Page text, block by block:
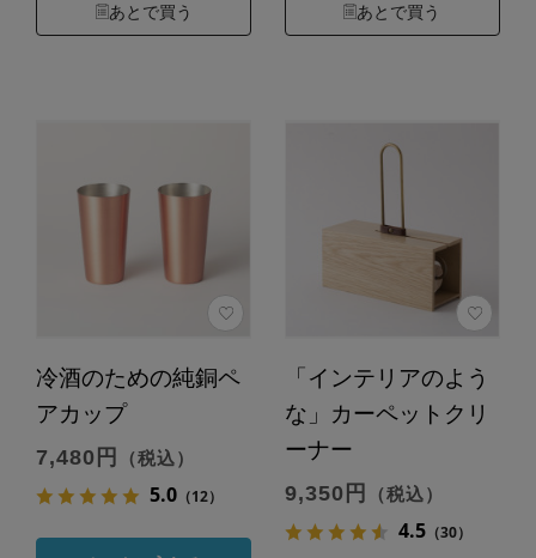
あとで買う あとで買う
冷酒のための純銅ペ
アカップ
7,480円 （税込）
5.0（12）
「インテリアのよう
な」カーペットクリ
ーナー
9,350円 （税込）
4.5（30）